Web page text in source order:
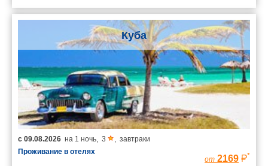
Куба
с 09.08.2026 на 1 ночь 3
завтраки
Проживание в отелях
от 2169 *